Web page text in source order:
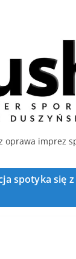
oprawa imprez
spotyka się z